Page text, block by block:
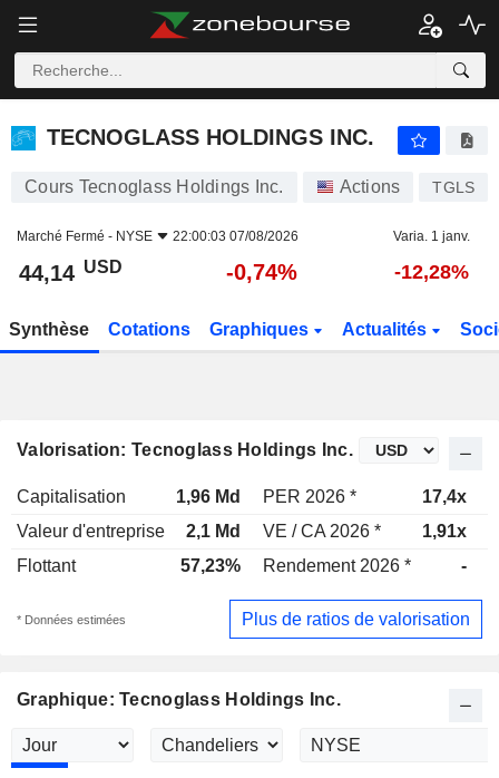
TECNOGLASS HOLDINGS INC.
TECNOGLASS HOLDINGS INC.
Cours Tecnoglass Holdings Inc. Actions TGLS
Marché Fermé - NYSE 22:00:03 07/08/2026 Varia. 1 janv.
44,14 USD -0,74% -12,28%
Synthèse Cotations Graphiques Actualités
Valorisation: Tecnoglass Holdings Inc.
Capitalisation 1,96 Md PER 2026 * 17,4x
Valeur d'entreprise
2,1 Md VE / CA 2026 * 1,91x
Flottant
57,23% Rendement 2026 * -
* Données estimées Plus de ratios de valorisation
Graphique: Tecnoglass Holdings Inc.